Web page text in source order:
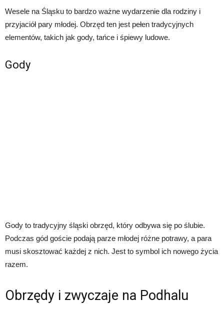
Wesele na Śląsku to bardzo ważne wydarzenie dla rodziny i
przyjaciół pary młodej. Obrzęd ten jest pełen tradycyjnych
elementów, takich jak gody, tańce i śpiewy ludowe.
Gody
Gody to tradycyjny śląski obrzęd, który odbywa się po ślubie.
Podczas gód goście podają parze młodej różne potrawy, a para
musi skosztować każdej z nich. Jest to symbol ich nowego życia
razem.
Obrzędy i zwyczaje na Podhalu